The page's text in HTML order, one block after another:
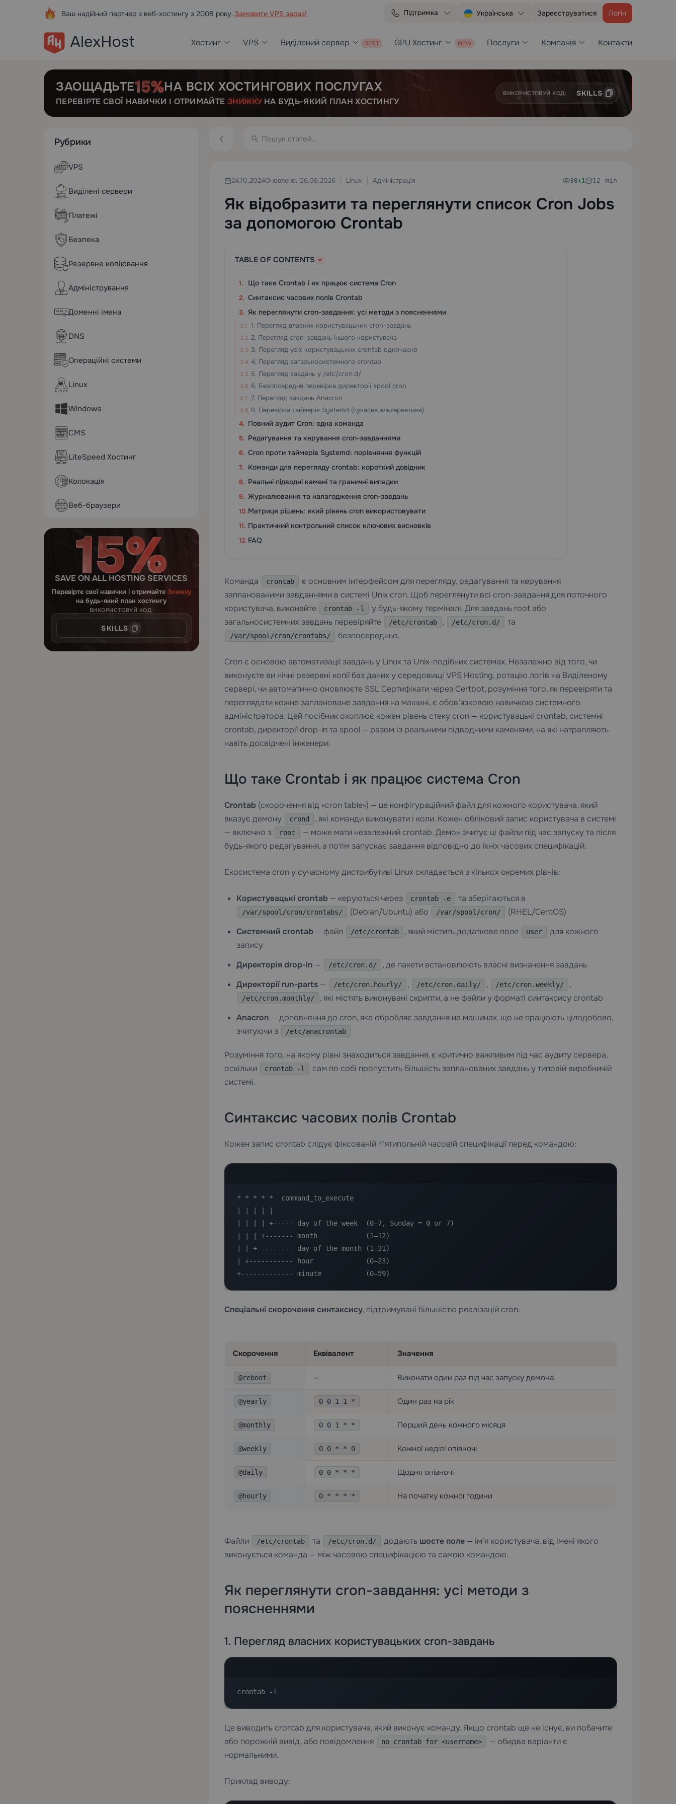
Ваш надійний партнер з веб-хостингу з 2008 року. Замовити VPS зараз! Підтримка Українська Зареєструватися Логін
Хостинг VPS Виділений сервер GPU Хостинг Послуги Компанія Контакти
ЗАОЩАДЬТЕ НА ВСІХ ХОСТИНГОВИХ ПОСЛУГАХ
ПЕРЕВІРТЕ СВОЇ НАВИЧКИ І ОТРИМАЙТЕ ЗНИЖКУНА БУДЬ-ЯКИЙ ПЛАН ХОСТИНГУ
ВИКОРИСТОВУЙ КОД: SKILLS
Рубрики
VPS
Виділені сервери
Платежі
Безпека
Резервне копіювання
Адміністрування
Доменні імена
DNS
Операційні системи
Linux
Windows
CMS
LiteSpeed Хостинг
Колокація
Веб-браузери
SAVE ON ALL HOSTING SERVICES
Перевірте свої навички і отримайте Знижку
на будь-який план хостингу
ВИКОРИСТОВУЙ КОД:
SKILLS
24.10.2024Оновлено: 06.06.2026 Linux Адміністрація 30+1 12 min
Як відобразити та переглянути список Cron Jobs
за допомогою Crontab
TABLE OF CONTENTS
Що таке Crontab і як працює система Cron
Синтаксис часових полів Crontab
Як переглянути cron-завдання: усі методи з поясненнями
1. Перегляд власних користувацьких cron-завдань
2. Перегляд cron-завдань іншого користувача
3. Перегляд усіх користувацьких crontab одночасно
4. Перегляд загальносистемного crontab
5. Перегляд завдань у /etc/cron.d/
6. Безпосередня перевірка директорії spool cron
7. Перегляд завдань Anacron
8. Перевірка таймерів Systemd (сучасна альтернатива)
Повний аудит Cron: одна команда
Редагування та керування cron-завданнями
Cron проти таймерів Systemd: порівняння функцій
Команди для перегляду crontab: короткий довідник
Реальні підводні камені та граничні випадки
Журналювання та налагодження cron-завдань
Матриця рішень: який рівень cron використовувати
Практичний контрольний список ключових висновків
FAQ
Команда crontab
є основним інтерфейсом для перегляду, редагування та керування
запланованими завданнями в системі Unix cron. Щоб переглянути всі cron-завдання для поточного
користувача, виконайте
crontab -l
у будь-якому терміналі. Для завдань root або
загальносистемних завдань перевіряйте
/etc/crontab , /etc/cron.d/ та
/var/spool/cron/crontabs/ безпосередньо.
Cron є основою автоматизації завдань у Linux та Unix-подібних системах. Незалежно від того, чи
виконуєте ви нічні резервні копії баз даних у середовищі VPS Hosting, ротацію логів на Виділеному
сервері, чи автоматично оновлюєте SSL Сертифікатичерез Certbot, розуміння того, як перевіряти та
переглядати кожне заплановане завдання на машині, є обов’язковою навичкою системного
адміністратора. Цей посібник охоплює кожен рівень стеку cron — користувацькі crontab, системні
crontab, директорії drop-in та spool — разом із реальними підводними каменями, на які натрапляють
навіть досвідчені інженери.
Що таке Crontab і як працює система Cron
Crontab (скорочення від «cron table») — це конфігураційний файл для кожного користувача, який
вказує демону
crond
, які команди виконувати і коли. Кожен обліковий запис користувача в системі
— включно з
root
— може мати незалежний crontab. Демон зчитує ці файли під час запуску та після
будь-якого редагування, а потім запускає завдання відповідно до їхніх часових специфікацій.
Екосистема cron у сучасному дистрибутиві Linux складається з кількох окремих рівнів:
Користувацькі crontab — керуються через crontab -e та зберігаються в
/var/spool/cron/crontabs/ (Debian/Ubuntu) або /var/spool/cron/
(RHEL/CentOS)
Системний crontab — файл /etc/crontab , який містить додаткове поле user
для кожного
запису
Директорія drop-in — /etc/cron.d/
, де пакети встановлюють власні визначення завдань
Директорії run-parts— /etc/cron.hourly/ , /etc/cron.daily/ , /etc/cron.weekly/ ,
/etc/cron.monthly/
, які містять виконувані скрипти, а не файли у форматі синтаксису crontab
Anacron — доповнення до cron, яке обробляє завдання на машинах, що не працюють цілодобово,
зчитуючи з
/etc/anacrontab
Розуміння того, на якому рівні знаходиться завдання, є критично важливим під час аудиту сервера,
оскільки
crontab -l
сам по собі пропустить більшість запланованих завдань у типовій виробничій
системі.
Синтаксис часових полів Crontab
Кожен запис crontab слідує фіксованій п’ятипольній часовій специфікації перед командою:
* * * * *  command_to_execute
| | | | +----- day of the week  (0–7, Sunday = 0 or 7)
| | | +------- month            (1–12)
| | +--------- day of the month (1–31)
| +----------- hour             (0–23)
+------------- minute           (0–59)
Спеціальні скорочення синтаксису, підтримувані більшістю реалізацій cron:
Скорочення Еквівалент Значення
@reboot — Виконати один раз під час запуску демона
@yearly 0 0 1 1 * Один раз на рік
@monthly 0 0 1 * * Перший день кожного місяця
@weekly 0 0 * * 0 Кожної неділі опівночі
@daily 0 0 * * * Щодня опівночі
@hourly 0 * * * * На початку кожної години
Файли /etc/crontab та /etc/cron.d/ додають шосте поле— ім’я користувача, від імені якого
виконується команда — між часовою специфікацією та самою командою.
Як переглянути cron-завдання: усі методи з
поясненнями
1. Перегляд власних користувацьких cron-завдань
crontab -l
Це виводить crontab для користувача, який виконує команду. Якщо crontab ще не існує, ви побачите
або порожній вивід, або повідомлення
no crontab for <username>
— обидва варіанти є
нормальними.
Приклад виводу: